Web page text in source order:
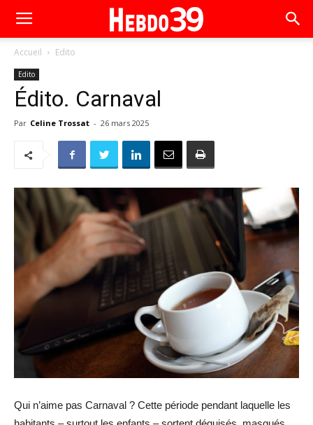
Accueil Edito
Edito
Édito. Carnaval
Par Celine Trossat - 26 mars 2025
Qui n’aime pas Carnaval ? Cette période pendant laquelle les